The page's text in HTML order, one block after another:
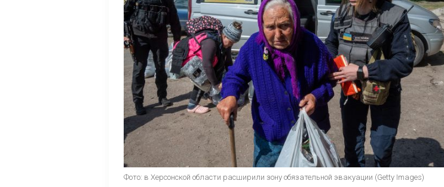
Фото: в Херсонской области расширили зону обязательной эвакуации (Getty Images)